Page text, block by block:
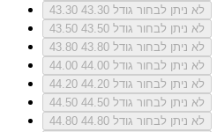
43.30
לא ניתן לבחור גודל 43.30
43.50
לא ניתן לבחור גודל 43.50
43.80
לא ניתן לבחור גודל 43.80
44.00
לא ניתן לבחור גודל 44.00
44.20
לא ניתן לבחור גודל 44.20
44.50
לא ניתן לבחור גודל 44.50
44.80
לא ניתן לבחור גודל 44.80